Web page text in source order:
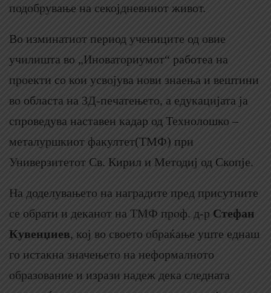
подобрување на секојдневниот живот.
Во изминатиот период учениците од овие
училишта во „Иноваториумот“ работеа на
проекти со кои усвојува нови знаења и вештини
во областа на 3Д-печатењето, а едукацијата ја
спроведува наставен кадар од Технолошко –
металуршкиот факултет(ТМФ) при
Универзитетот Св. Кирил и Методиј од Скопје.
На доделувањето на наградите пред присутните
се обрати и деканот на ТМФ проф. д-р Стефан
Кувенџиев, кој во своето обраќање уште еднаш
го истакна значењето на неформалното
образование и изрази надеж дека следната